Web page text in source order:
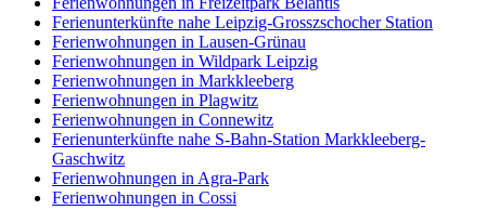
Ferienunterkünfte nahe Leipzig-Grosszschocher Station
Ferienwohnungen in Lausen-Grünau
Ferienwohnungen in Wildpark Leipzig
Ferienwohnungen in Markkleeberg
Ferienwohnungen in Plagwitz
Ferienwohnungen in Connewitz
Ferienunterkünfte nahe S-Bahn-Station Markkleeberg-
Gaschwitz
Ferienwohnungen in Agra-Park
Ferienwohnungen in Cossi